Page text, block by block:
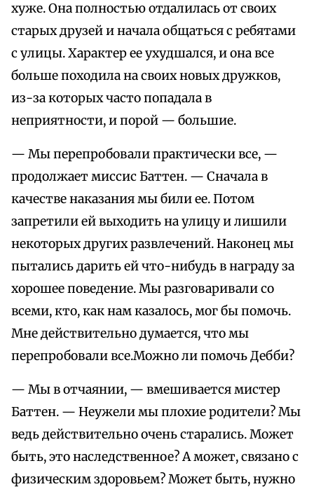
хуже. Она полностью отдалилась от своих
старых друзей и начала общаться с ребятами
с улицы. Характер ее ухудшался, и она все
больше походила на своих новых дружков,
из-за которых часто попадала в
неприятности, и порой — большие.
— Мы перепробовали практически все, —
продолжает миссис Баттен. — Сначала в
качестве наказания мы били ее. Потом
запретили ей выходить на улицу и лишили
некоторых других развлечений. Наконец мы
пытались дарить ей что-нибудь в награду за
хорошее поведение. Мы разговаривали со
всеми, кто, как нам казалось, мог бы помочь.
Мне действительно думается, что мы
перепробовали все.Можно ли помочь Дебби?
— Мы в отчаянии, — вмешивается мистер
Баттен. — Неужели мы плохие родители? Мы
ведь действительно очень старались. Может
быть, это наследственное? А может, связано с
физическим здоровьем? Может быть, нужно